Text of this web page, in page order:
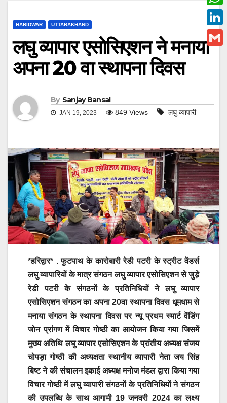
HARIDWAR UTTARAKHAND
लघु व्यापार एसोसिएशन ने मनाया
अपना 20 वा स्थापना दिवस
By Sanjay Bansal
JAN 19, 2023 849 Views लघु व्यापारी
*हरिद्वार* . फुटपाथ के कारोबारी रेडी पटरी के स्ट्रीट वेंडर्स
लघु व्यापारियों के मात्र संगठन लघु व्यापार एसोसिएशन से जुड़े
रेडी पटरी के संगठनों के प्रतिनिधियों ने लघु व्यापार
एसोसिएशन संगठन का अपना 20वा स्थापना दिवस धूमधाम से
मनाया संगठन के स्थापना दिवस पर न्यू प्रथम स्मार्ट वेंडिंग
जोन प्रांगण में विचार गोष्ठी का आयोजन किया गया जिसमें
मुख्य अतिथि लघु व्यापार एसोसिएशन के प्रांतीय अध्यक्ष संजय
चोपड़ा गोष्ठी की अध्यक्षता स्थानीय व्यापारी नेता जय सिंह
बिष्ट ने की संचालन इकाई अध्यक्ष मनोज मंडल द्वारा किया गया
विचार गोष्ठी में लघु व्यापारी संगठनों के प्रतिनिधियों ने संगठन
की उपलब्धि के साथ आगामी 19 जनवरी 2024 का लक्ष्य
c
e
b
o
w
i
W
h
a
L
n
G
i